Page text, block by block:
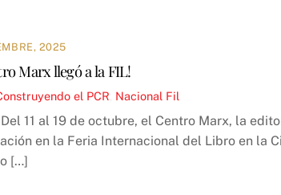
2025
Marx llegó a la FIL!
el PCR Nacional Fil
11 al 19 de octubre, el Centro Marx, la
en la Feria Internacional del Libro en la
[…]